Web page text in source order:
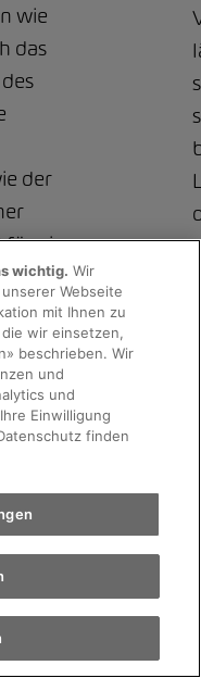
wie
das
der
für ein
wichtig. Wir
Webseite
mit Ihnen zu
wir einsetzen,
beschrieben. Wir
und
und
Einwilligung
finden